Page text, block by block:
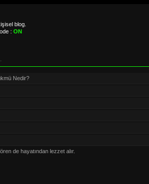
blog.
: ON
Nedir?
de hayatından lezzet alır.